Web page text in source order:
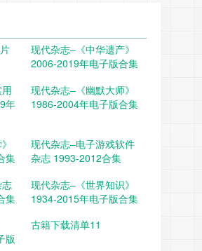
现代杂志–《中华遗产》
2006-2019年电子版合集
年
现代杂志–《幽默大师》
1986-2004年电子版合集
集
现代杂志–电子游戏软件
杂志 1993-2012合集
集
现代杂志–《世界知识》
1934-2015年电子版合集
版
古籍下载清单11